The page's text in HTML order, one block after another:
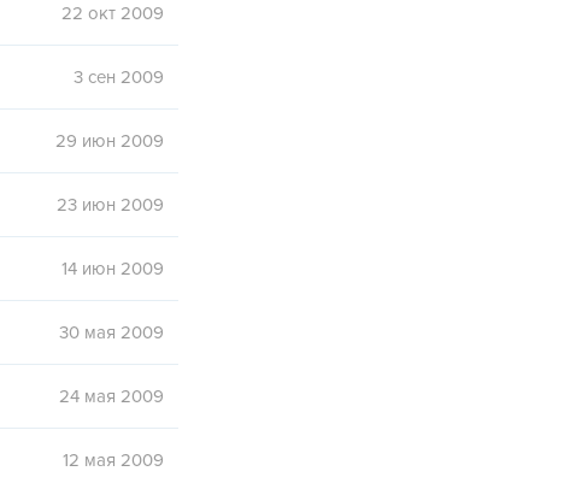
22 окт 2009
3 сен 2009
29 июн 2009
23 июн 2009
14 июн 2009
30 мая 2009
24 мая 2009
12 мая 2009